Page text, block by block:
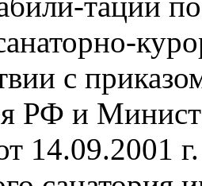
с
РФ и
14.09.2001 г.